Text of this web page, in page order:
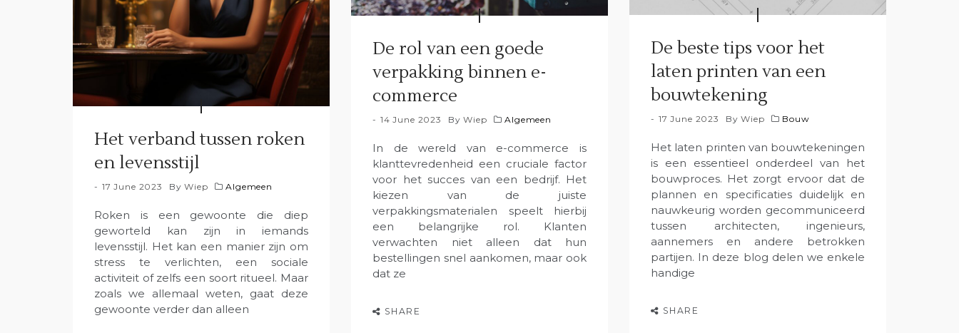
De beste tips voor het
laten printen van een
bouwtekening
17 June 2023 ByWiep Bouw
Het laten printen van bouwtekeningen
is een essentieel onderdeel van het
bouwproces. Het zorgt ervoor dat de
plannen en specificaties duidelijk en
nauwkeurig worden gecommuniceerd
tussen architecten, ingenieurs,
aannemers en andere betrokken
partijen. In deze blog delen we enkele
handige
SHARE
Het verband tussen roken
en levensstijl
17 June 2023 ByWiep Algemeen
Roken is een gewoonte die diep
geworteld kan zijn in iemands
levensstijl. Het kan een manier zijn om
stress te verlichten, een sociale
activiteit of zelfs een soort ritueel. Maar
zoals we allemaal weten, gaat deze
gewoonte verder dan alleen
De rol van een goede
verpakking binnen e-
commerce
14 June 2023 ByWiep Algemeen
In de wereld van e-commerce is
klanttevredenheid een cruciale factor
voor het succes van een bedrijf. Het
kiezen van de juiste
verpakkingsmaterialen speelt hierbij
een belangrijke rol. Klanten
verwachten niet alleen dat hun
bestellingen snel aankomen, maar ook
dat ze
SHARE